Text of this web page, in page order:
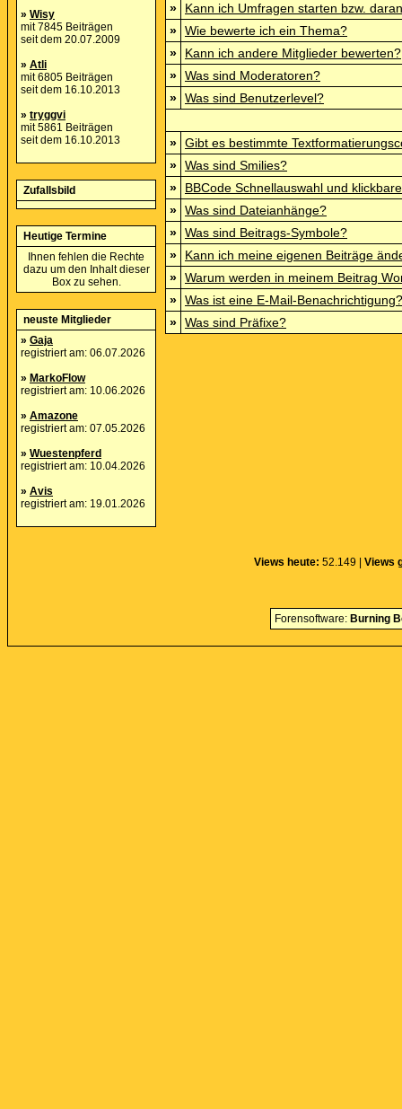
» Wisy
mit 7845 Beiträgen
seit dem 20.07.2009
» Atli
mit 6805 Beiträgen
seit dem 16.10.2013
» tryggvi
mit 5861 Beiträgen
seit dem 16.10.2013
Zufallsbild
Heutige Termine
Ihnen fehlen die Rechte
dazu um den Inhalt dieser
Box zu sehen.
neuste Mitglieder
» Gaja
registriert am: 06.07.2026
» MarkoFlow
registriert am: 10.06.2026
» Amazone
registriert am: 07.05.2026
» Wuestenpferd
registriert am: 10.04.2026
» Avis
registriert am: 19.01.2026
»
Kann ich Umfragen starten bzw.
» Wie bewerte ich ein Thema?
»
Kann ich andere Mitglieder bewerten?
» Was sind Moderatoren?
» Was sind Benutzerlevel?
» Gibt es bestimmte
» Was sind Smilies?
»
BBCode Schnellauswahl und
» Was sind Dateianhänge?
» Was sind Beitrags-Symbole?
»
Kann ich meine eigenen Beiträge
» Warum werden in meinem Beitrag
» Was ist eine E-Mail-Benachrichtigung?
» Was sind Präfixe?
Views heute: 52.149 | Views
Forensoftware: Burning